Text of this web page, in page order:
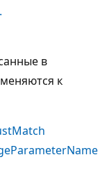
в
к